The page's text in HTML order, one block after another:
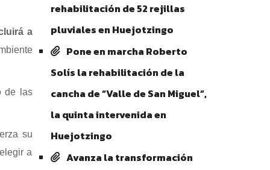
a
de las
su
a
rehabilitación de 52 rejillas
pluviales en Huejotzingo
Pone en marcha Roberto
Solís la rehabilitación de la
cancha de “Valle de San Miguel”,
la quinta intervenida en
Huejotzingo
Avanza la transformación